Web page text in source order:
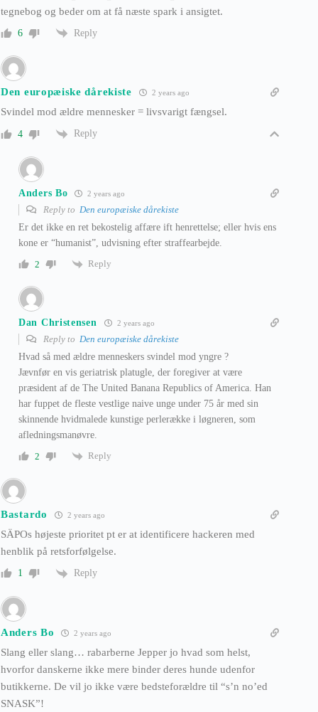
tegnebog og beder om at få næste spark i ansigtet.
6 Reply
Den europæiske dårekiste 2 years ago
Svindel mod ældre mennesker = livsvarigt fængsel.
4 Reply
Anders Bo 2 years ago
Reply to Den europæiske dårekiste
Er det ikke en ret bekostelig affære ift henrettelse; eller hvis ens
kone er “humanist”, udvisning efter straffearbejde.
2
Reply
Dan Christensen 2 years ago
Reply to Den europæiske dårekiste
Hvad så med ældre menneskers svindel mod yngre ?
Jævnfør en vis geriatrisk platugle, der foregiver at være
præsident af de The United Banana Republics of America. Han
har fuppet de fleste vestlige naive unge under 75 år med sin
skinnende hvidmalede kunstige perlerække i løgneren, som
afledningsmanøvre.
2
Reply
Bastardo 2 years ago
SÄPOs højeste prioritet pt er at identificere hackeren med
henblik på retsforfølgelse.
1 Reply
Anders Bo 2 years ago
Slang eller slang… rabarberne Jepper jo hvad som helst,
hvorfor danskerne ikke mere binder deres hunde udenfor
butikkerne. De vil jo ikke være bedsteforældre til “s’n no’ed
SNASK”!